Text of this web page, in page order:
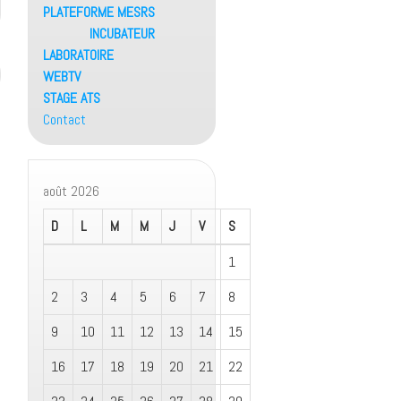
PLATEFORME MESRS
INCUBATEUR
LABORATOIRE
WEBTV
STAGE ATS
Contact
août 2026
D
L M M J V
S
1
2
3 4 5 6 7
8
9
10 11 12 13 14
15
16
17 18 19 20 21
22